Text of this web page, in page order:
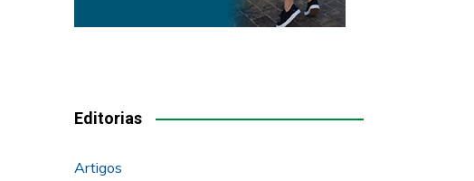
Editorias
Artigos